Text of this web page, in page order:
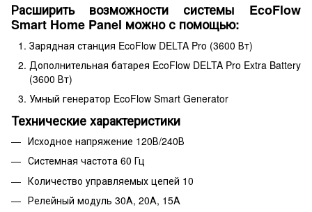
Расширить возможности системы EcoFlow
Smart Home Panel можно с помощью:
Зарядная станция EcoFlow DELTA Pro (3600 Вт)
Дополнительная батарея EcoFlow DELTA Pro Extra Battery
(3600 Вт)
Умный генератор EcoFlow Smart Generator
Технические характеристики
Исходное напряжение 120В/240В
Системная частота 60 Гц
Количество управляемых цепей 10
Релейный модуль 30А, 20А, 15А